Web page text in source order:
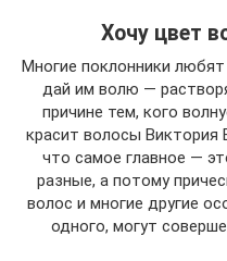
Хочу цвет
Многие поклонники
дай им волю —
причине тем, кого
красит волосы Виктория
что самое главное —
разные, а потому
волос и многие другие
одного, могут